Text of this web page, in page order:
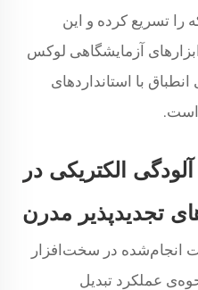
تسریع کرده و این
آزمایشگاهی لوکس
با استانداردهای
است.
الکتریکی در
تجدیدپذیر مدرن
انجام‌شده در سخت‌افزار
نحوه‌ی عملکرد تبدیل